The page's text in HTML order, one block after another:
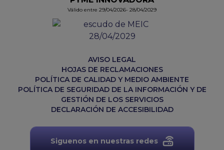
Válido entre 29/04/2026- 28/04/2029
AVISO LEGAL
HOJAS DE RECLAMACIONES
POLÍTICA DE CALIDAD Y MEDIO AMBIENTE
POLÍTICA DE SEGURIDAD DE LA INFORMACIÓN Y DE
GESTIÓN DE LOS SERVICIOS
DECLARACIÓN DE ACCESIBILIDAD
Siguenos en nuestras redes